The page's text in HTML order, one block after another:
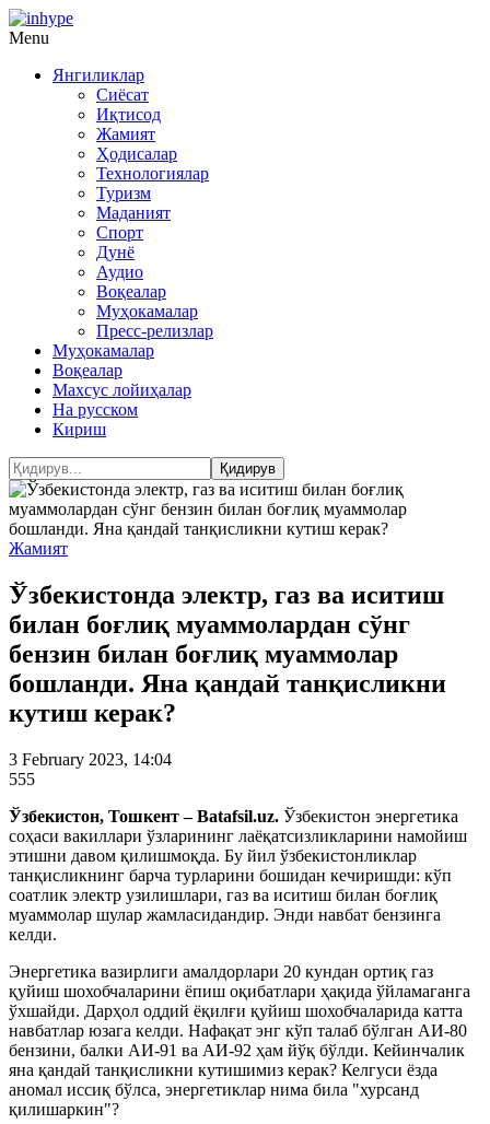
Menu
Янгиликлар
Сиёсат
Иқтисод
Жамият
Ҳодисалар
Технологиялар
Туризм
Маданият
Спорт
Дунё
Аудио
Воқеалар
Муҳокамалар
Пресс-релизлар
Муҳокамалар
Воқеалар
Махсус лойиҳалар
На русском
Кириш
Жамият
Ўзбекистонда электр, газ ва иситиш
билан боғлиқ муаммолардан сўнг
бензин билан боғлиқ муаммолар
бошланди. Яна қандай танқисликни
кутиш керак?
3 February 2023, 14:04
555
Ўзбекистон, Тошкент – Batafsil.uz. Ўзбекистон энергетика
соҳаси вакиллари ўзларининг лаёқатсизликларини намойиш
этишни давом қилишмоқда. Бу йил ўзбекистонликлар
танқисликнинг барча турларини бошидан кечиришди: кўп
соатлик электр узилишлари, газ ва иситиш билан боғлиқ
муаммолар шулар жамласидандир. Энди навбат бензинга
келди.
Энергетика вазирлиги амалдорлари 20 кундан ортиқ газ
қуйиш шохобчаларини ёпиш оқибатлари ҳақида ўйламаганга
ўхшайди. Дарҳол оддий ёқилғи қуйиш шохобчаларида катта
навбатлар юзага келди. Нафақат энг кўп талаб бўлган АИ-80
бензини, балки АИ-91 ва АИ-92 ҳам йўқ бўлди. Кейинчалик
яна қандай танқисликни кутишимиз керак? Келгуси ёзда
аномал иссиқ бўлса, энергетиклар нима била "хурсанд
қилишаркин"?